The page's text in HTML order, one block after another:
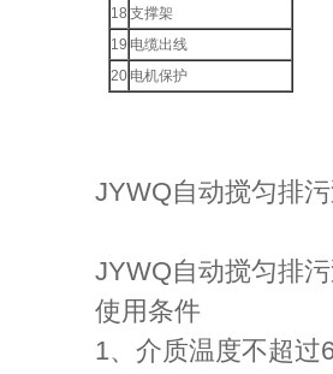
18 支撑架
19 电缆出线
20 电机保护
JYWQ自动搅匀排
JYWQ自动搅匀排
使用条件
1、介质温度不超